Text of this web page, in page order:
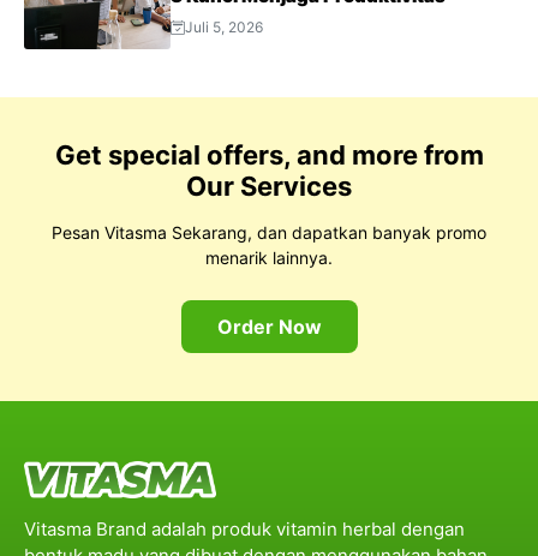
Juli 5, 2026
Get special offers, and more from
Our Services
Pesan Vitasma Sekarang, dan dapatkan banyak promo
menarik lainnya.
Order Now
Vitasma Brand adalah produk vitamin herbal dengan